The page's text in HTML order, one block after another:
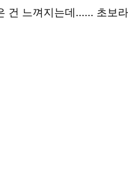
느껴지는데...... 초보